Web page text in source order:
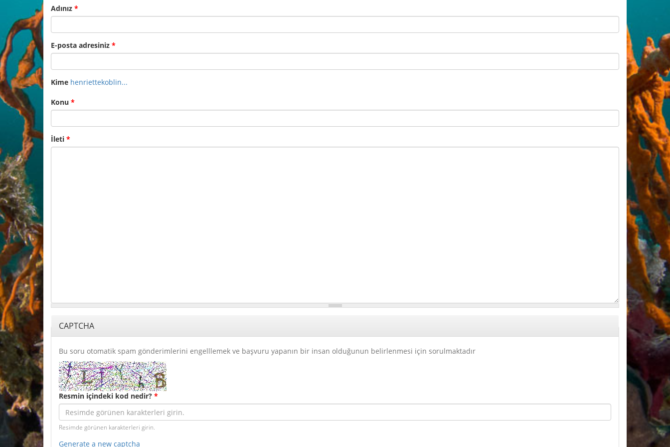
Adınız *
E-posta adresiniz *
Kime henriettekoblin...
Konu *
İleti *
CAPTCHA
Bu soru otomatik spam gönderimlerini engelllemek ve başvuru yapanın bir insan olduğunun belirlenmesi için sorulmaktadır
Resmin içindeki kod nedir? *
Resimde görünen karakterleri girin.
Generate a new captcha